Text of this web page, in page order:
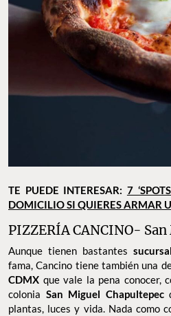
TE PUEDE INTERESAR: 7
DOMICILIO SI QUIERES ARMAR
PIZZERÍA CANCINO-
Aunque tienen bastantes
fama, Cancino tiene también una
CDMX que vale la pena conocer,
colonia San Miguel Chapultepec
plantas, luces y vida. Nada como